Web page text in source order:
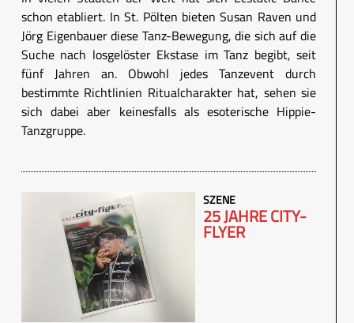
schon etabliert. In St. Pölten bieten Susan Raven und
Jörg Eigenbauer diese Tanz-Bewegung, die sich auf die
Suche nach losgelöster Ekstase im Tanz begibt, seit
fünf Jahren an. Obwohl jedes Tanzevent durch
bestimmte Richtlinien Ritualcharakter hat, sehen sie
sich dabei aber keinesfalls als esoterische Hippie-
Tanzgruppe.
SZENE
25 JAHRE CITY-
FLYER